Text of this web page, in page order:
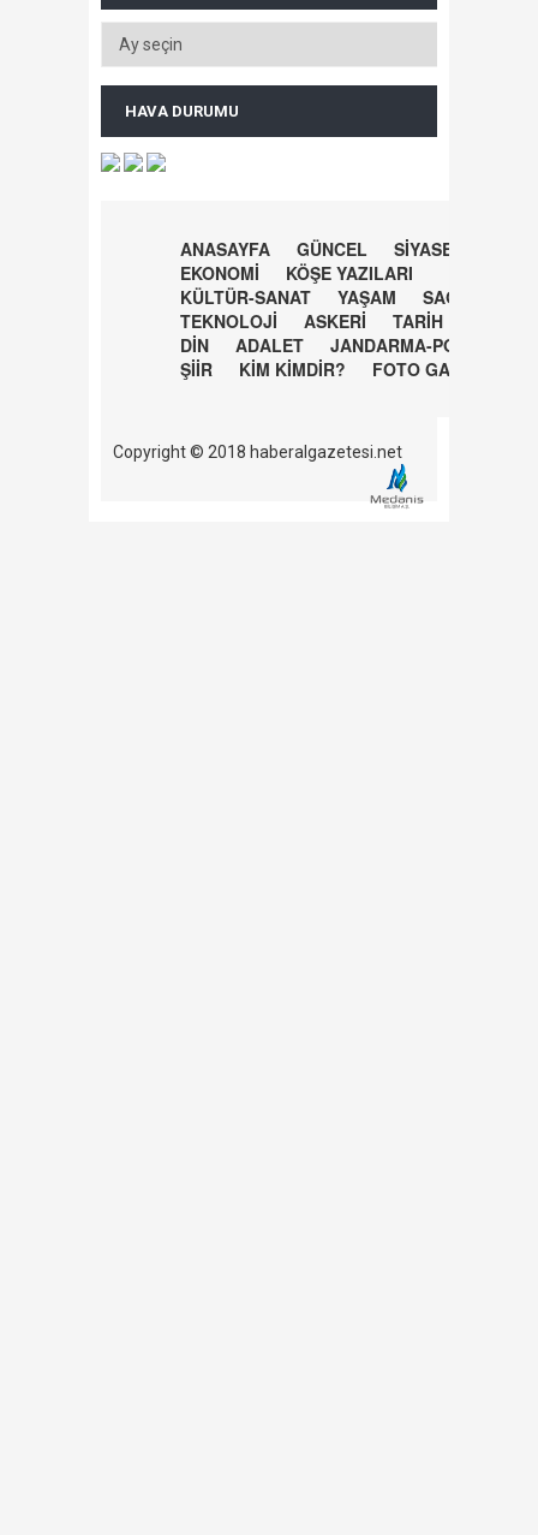
HAVA DURUMU
ANASAYFA GÜNCEL
SİYASET
EKONOMİ
KÖŞE YAZILARI
KÜLTÜR-SANAT
YAŞAM
SAĞLIK
TEKNOLOJİ
ASKERİ
TARİH
DİN
ADALET
JANDARMA-POLİS
ŞİİR
KİM KİMDİR? FOTO GALERİ
Copyright © 2018 haberalgazetesi.net